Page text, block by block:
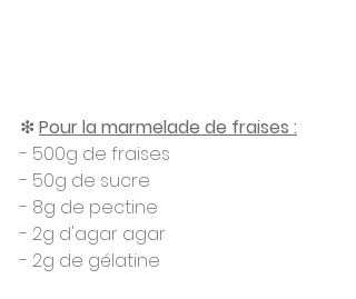
❇ Pour la marmelade de fraises :
- 500g de fraises
- 50g de sucre
- 8g de pectine
- 2g d'agar agar
- 2g de gélatine